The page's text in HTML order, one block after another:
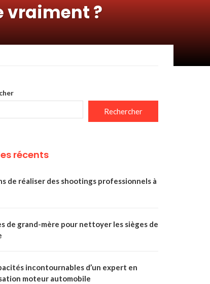
vraiment ?
Rechercher
récents
de réaliser des shootings professionnels à
de grand-mère pour nettoyer les sièges de
incontournables d’un expert en
moteur automobile